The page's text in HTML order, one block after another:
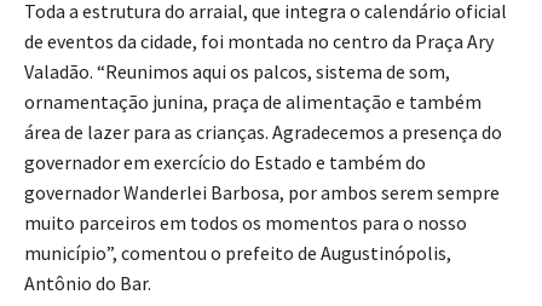
Toda a estrutura do arraial, que integra o calendário oficial
de eventos da cidade, foi montada no centro da Praça Ary
Valadão. “Reunimos aqui os palcos, sistema de som,
ornamentação junina, praça de alimentação e também
área de lazer para as crianças. Agradecemos a presença do
governador em exercício do Estado e também do
governador Wanderlei Barbosa, por ambos serem sempre
muito parceiros em todos os momentos para o nosso
município”, comentou o prefeito de Augustinópolis,
Antônio do Bar.